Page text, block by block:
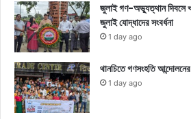
জুলাই গণ-অভ্যুত্থান দিবসে
জুলাই যোদ্ধাদের সংবর্ধনা
1 day ago
থানচিতে গণসংহতি আন্দোলনের
1 day ago